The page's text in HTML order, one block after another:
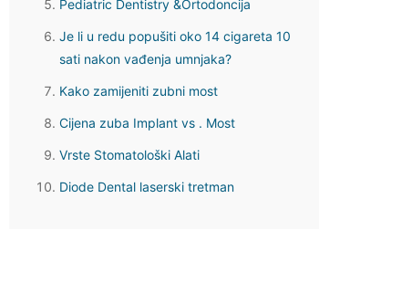
Pediatric Dentistry &Ortodoncija
Je li u redu popušiti oko 14 cigareta 10
sati nakon vađenja umnjaka?
Kako zamijeniti zubni most
Cijena zuba Implant vs . Most
Vrste Stomatološki Alati
Diode Dental laserski tretman